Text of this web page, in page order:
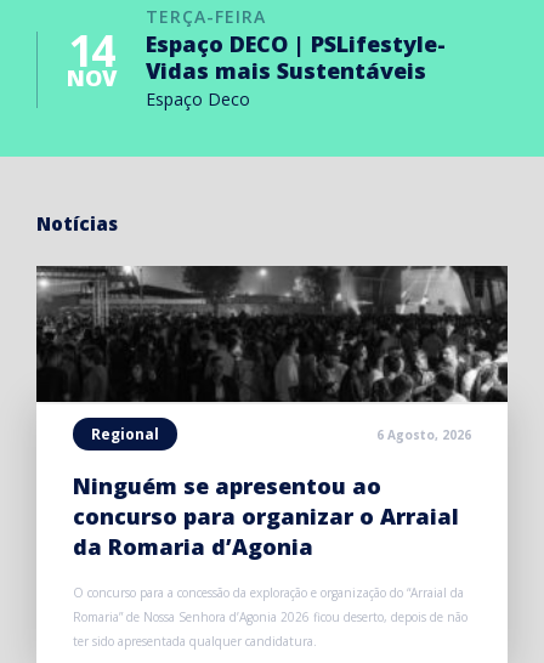
TERÇA-FEIRA
14
NOV
Espaço DECO | PSLifestyle-
Vidas mais Sustentáveis
Espaço Deco
Notícias
Regional 6 Agosto, 2026
Ninguém se apresentou ao
concurso para organizar o Arraial
da Romaria d’Agonia
O concurso para a concessão da exploração e organização do “Arraial da
Romaria” de Nossa Senhora d’Agonia 2026 ficou deserto, depois de não
ter sido apresentada qualquer candidatura.